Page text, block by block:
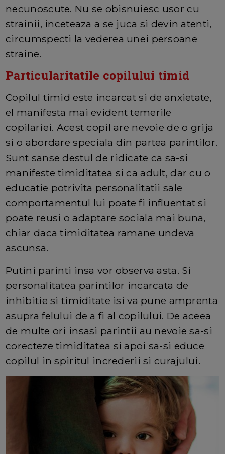
necunoscute. Nu se obisnuiesc usor cu
strainii, inceteaza a se juca si devin atenti,
circumspecti la vederea unei persoane
straine.
Particularitatile copilului timid
Copilul timid este incarcat si de anxietate,
el manifesta mai evident temerile
copilariei. Acest copil are nevoie de o grija
si o abordare speciala din partea parintilor.
Sunt sanse destul de ridicate ca sa-si
manifeste timiditatea si ca adult, dar cu o
educatie potrivita personalitatii sale
comportamentul lui poate fi influentat si
poate reusi o adaptare sociala mai buna,
chiar daca timiditatea ramane undeva
ascunsa.
Putini parinti insa vor observa asta. Si
personalitatea parintilor incarcata de
inhibitie si timiditate isi va pune amprenta
asupra felului de a fi al copilului. De aceea
de multe ori insasi parintii au nevoie sa-si
corecteze timiditatea si apoi sa-si educe
copilul in spiritul increderii si curajului.